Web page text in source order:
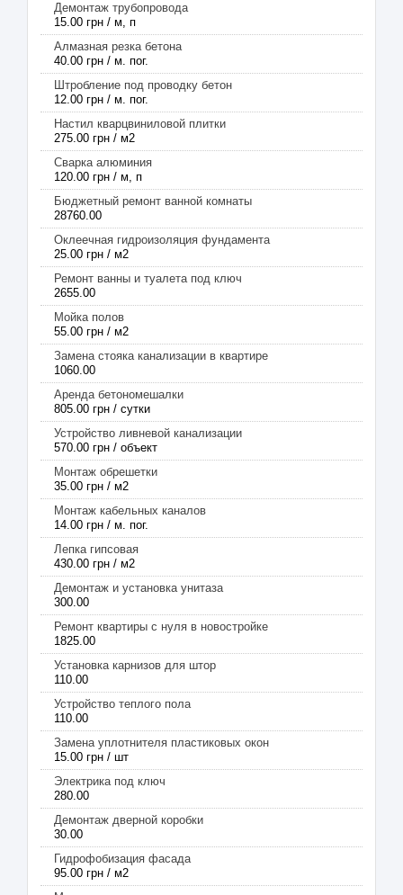
Демонтаж трубопровода
15.00 грн / м, п
Алмазная резка бетона
40.00 грн / м. пог.
Штробление под проводку бетон
12.00 грн / м. пог.
Настил кварцвиниловой плитки
275.00 грн / м2
Сварка алюминия
120.00 грн / м, п
Бюджетный ремонт ванной комнаты
28760.00
Оклеечная гидроизоляция фундамента
25.00 грн / м2
Ремонт ванны и туалета под ключ
2655.00
Мойка полов
55.00 грн / м2
Замена стояка канализации в квартире
1060.00
Аренда бетономешалки
805.00 грн / сутки
Устройство ливневой канализации
570.00 грн / объект
Монтаж обрешетки
35.00 грн / м2
Монтаж кабельных каналов
14.00 грн / м. пог.
Лепка гипсовая
430.00 грн / м2
Демонтаж и установка унитаза
300.00
Ремонт квартиры с нуля в новостройке
1825.00
Установка карнизов для штор
110.00
Устройство теплого пола
110.00
Замена уплотнителя пластиковых окон
15.00 грн / шт
Электрика под ключ
280.00
Демонтаж дверной коробки
30.00
Гидрофобизация фасада
95.00 грн / м2